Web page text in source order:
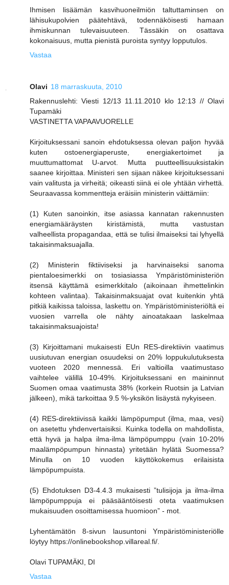
Ihmisen lisäämän kasvihuoneilmiön taltuttaminsen on
lähisukupolvien päätehtävä, todennäköisesti hamaan
ihmiskunnan tulevaisuuteen. Tässäkin on osattava
kokonaisuus, mutta pienistä puroista syntyy lopputulos.
Vastaa
Olavi 18 marraskuuta, 2010
Rakennuslehti: Viesti 12/13 11.11.2010 klo 12:13 // Olavi
Tupamäki
VASTINETTA VAPAAVUORELLE
Kirjoituksessani sanoin ehdotuksessa olevan paljon hyvää
kuten ostoenergiaperuste, energiakertoimet ja
muuttumattomat U-arvot. Mutta puutteellisuuksistakin
saanee kirjoittaa. Ministeri sen sijaan näkee kirjoituksessani
vain valitusta ja virheitä; oikeasti siinä ei ole yhtään virhettä.
Seuraavassa kommentteja eräisiin ministerin väittämiin:
(1) Kuten sanoinkin, itse asiassa kannatan rakennusten
energiamääräysten kiristämistä, mutta vastustan
valheellista propagandaa, että se tulisi ilmaiseksi tai lyhyellä
takaisinmaksuajalla.
(2) Ministerin fiktiiviseksi ja harvinaiseksi sanoma
pientaloesimerkki on tosiasiassa Ympäristöministeriön
itsensä käyttämä esimerkkitalo (aikoinaan ihmettelinkin
kohteen valintaa). Takaisinmaksuajat ovat kuitenkin yhtä
pitkiä kaikissa taloissa, laskettu on. Ympäristöministeriöltä ei
vuosien varrella ole nähty ainoatakaan laskelmaa
takaisinmaksuajoista!
(3) Kirjoittamani mukaisesti EUn RES-direktiivin vaatimus
uusiutuvan energian osuudeksi on 20% loppukulutuksesta
vuoteen 2020 mennessä. Eri valtioilla vaatimustaso
vaihtelee välillä 10-49%. Kirjoituksessani en maininnut
Suomen omaa vaatimusta 38% (korkein Ruotsin ja Latvian
jälkeen), mikä tarkoittaa 9.5 %-yksikön lisäystä nykyiseen.
(4) RES-direktiivissä kaikki lämpöpumput (ilma, maa, vesi)
on asetettu yhdenvertaisiksi. Kuinka todella on mahdollista,
että hyvä ja halpa ilma-ilma lämpöpumppu (vain 10-20%
maalämpöpumpun hinnasta) yritetään hylätä Suomessa?
Minulla on 10 vuoden käyttökokemus erilaisista
lämpöpumpuista.
(5) Ehdotuksen D3-4.4.3 mukaisesti ”tulisijoja ja ilma-ilma
lämpöpumppuja ei pääsääntöisesti oteta vaatimuksen
mukaisuuden osoittamisessa huomioon” - mot.
Lyhentämätön 8-sivun lausuntoni Ympäristöministeriölle
löytyy https://onlinebookshop.villareal.fi/.
Olavi TUPAMÄKI, DI
Vastaa